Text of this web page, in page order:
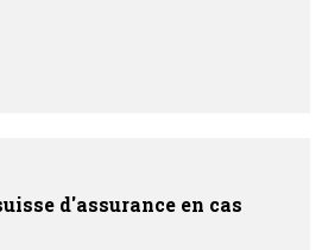
d'assurance en cas